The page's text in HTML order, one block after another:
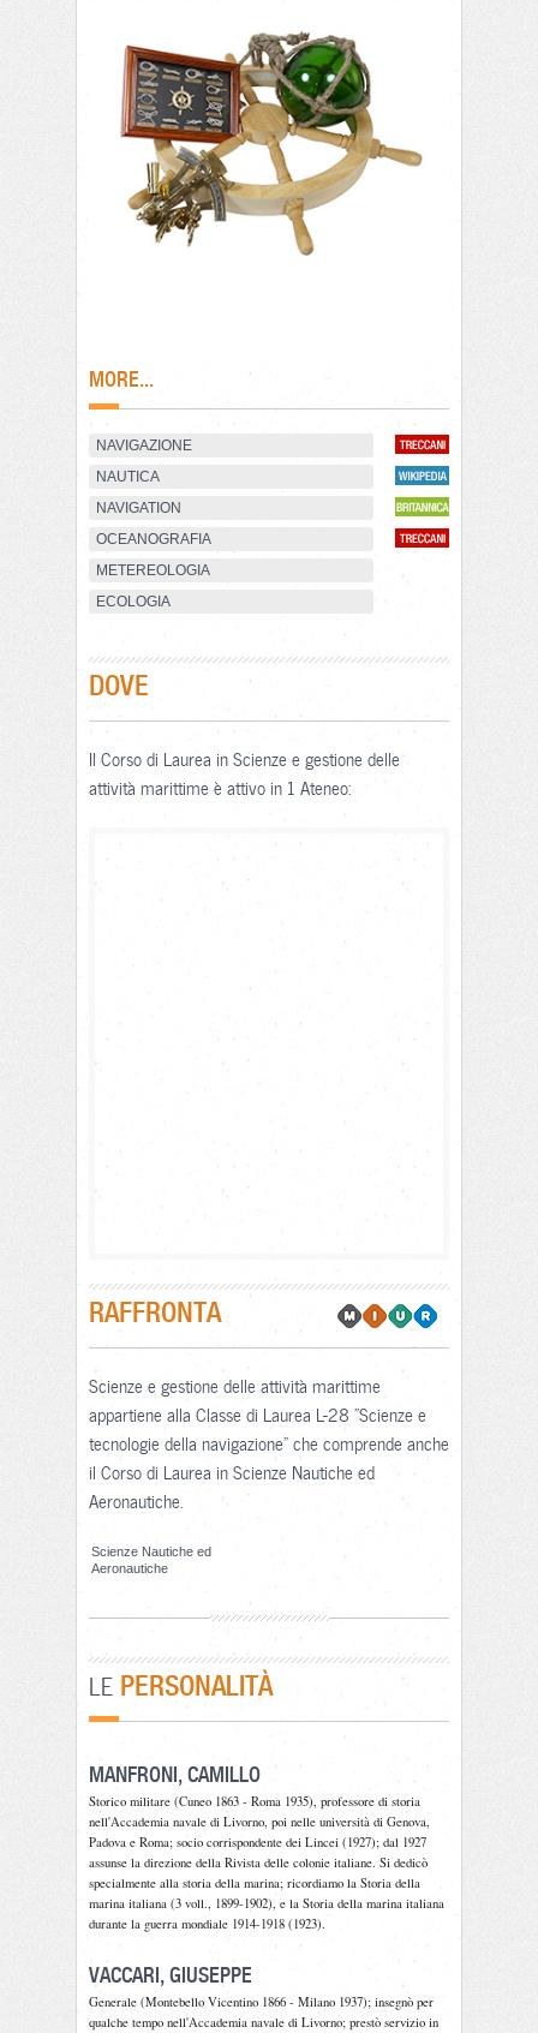
MORE...
NAVIGAZIONE
NAUTICA
NAVIGATION
OCEANOGRAFIA
METEREOLOGIA
ECOLOGIA
DOVE
Il Corso di Laurea in Scienze e gestione delle
attività marittime è attivo in 1 Ateneo:
RAFFRONTA
Scienze e gestione delle attività marittime
appartiene alla Classe di Laurea L-28 "Scienze e
tecnologie della navigazione" che comprende anche
il Corso di Laurea in Scienze Nautiche ed
Aeronautiche.
Scienze Nautiche ed
Aeronautiche
LE PERSONALITÀ
MANFRONI, CAMILLO
Storico militare (Cuneo 1863 - Roma 1935), professore di storia
nell'Accademia navale di Livorno, poi nelle università di Genova,
Padova e Roma; socio corrispondente dei Lincei (1927); dal 1927
assunse la direzione della Rivista delle colonie italiane. Si dedicò
specialmente alla storia della marina; ricordiamo la Storia della
marina italiana (3 voll., 1899-1902), e la Storia della marina italiana
durante la guerra mondiale 1914-1918 (1923).
VACCARI, GIUSEPPE
Generale (Montebello Vicentino 1866 - Milano 1937); insegnò per
qualche tempo nell'Accademia navale di Livorno; prestò servizio in